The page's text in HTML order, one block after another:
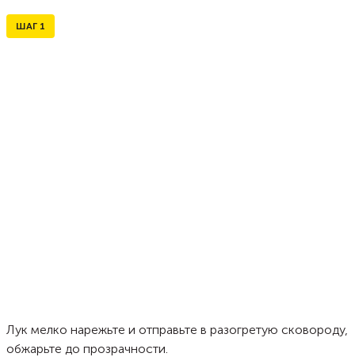
ШАГ 1
Лук мелко нарежьте и отправьте в разогретую сковороду,
обжарьте до прозрачности.